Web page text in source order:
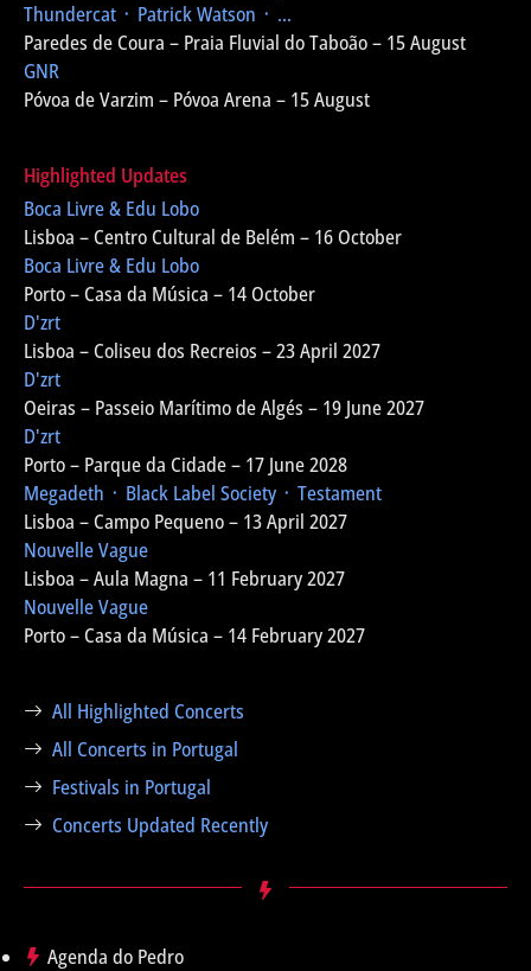
Thundercat ᛫ Patrick Watson ᛫ ...
Paredes de Coura – Praia Fluvial do Taboão – 15 August
GNR
Póvoa de Varzim – Póvoa Arena – 15 August
Highlighted Updates
Boca Livre & Edu Lobo
Lisboa – Centro Cultural de Belém – 16 October
Boca Livre & Edu Lobo
Porto – Casa da Música – 14 October
D'zrt
Lisboa – Coliseu dos Recreios – 23 April 2027
D'zrt
Oeiras – Passeio Marítimo de Algés – 19 June 2027
D'zrt
Porto – Parque da Cidade – 17 June 2028
Megadeth ᛫ Black Label Society ᛫ Testament
Lisboa – Campo Pequeno – 13 April 2027
Nouvelle Vague
Lisboa – Aula Magna – 11 February 2027
Nouvelle Vague
Porto – Casa da Música – 14 February 2027
All Highlighted Concerts
All Concerts in Portugal
Festivals in Portugal
Concerts Updated Recently
Agenda do Pedro